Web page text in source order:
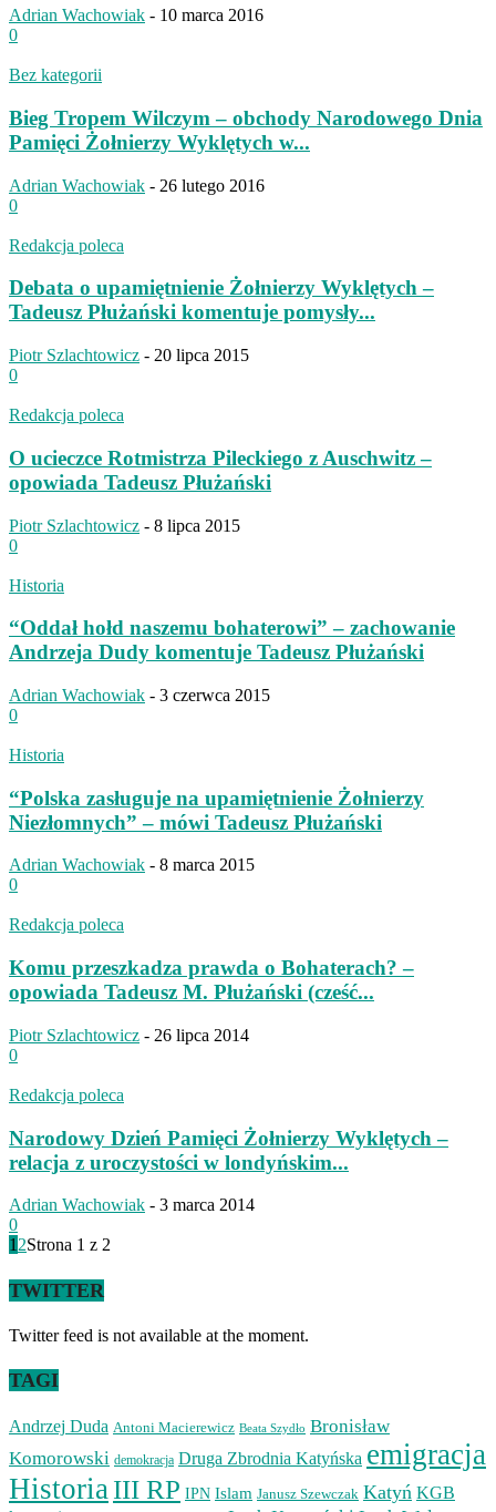
Adrian Wachowiak - 10 marca 2016
0
Bez kategorii
Bieg Tropem Wilczym – obchody Narodowego Dnia
Pamięci Żołnierzy Wyklętych w...
Adrian Wachowiak - 26 lutego 2016
0
Redakcja poleca
Debata o upamiętnienie Żołnierzy Wyklętych –
Tadeusz Płużański komentuje pomysły...
Piotr Szlachtowicz - 20 lipca 2015
0
Redakcja poleca
O ucieczce Rotmistrza Pileckiego z Auschwitz –
opowiada Tadeusz Płużański
Piotr Szlachtowicz - 8 lipca 2015
0
Historia
“Oddał hołd naszemu bohaterowi” – zachowanie
Andrzeja Dudy komentuje Tadeusz Płużański
Adrian Wachowiak - 3 czerwca 2015
0
Historia
“Polska zasługuje na upamiętnienie Żołnierzy
Niezłomnych” – mówi Tadeusz Płużański
Adrian Wachowiak - 8 marca 2015
0
Redakcja poleca
Komu przeszkadza prawda o Bohaterach? –
opowiada Tadeusz M. Płużański (cześć...
Piotr Szlachtowicz - 26 lipca 2014
0
Redakcja poleca
Narodowy Dzień Pamięci Żołnierzy Wyklętych –
relacja z uroczystości w londyńskim...
Adrian Wachowiak - 3 marca 2014
0
1 2Strona 1 z 2
TWITTER
Twitter feed is not available at the moment.
TAGI
Andrzej Duda Antoni Macierewicz Beata Szydło Bronisław
Komorowski demokracja Druga Zbrodnia Katyńska emigracja
HistoriaIII RP IPN Islam Janusz Szewczak Katyń KGB